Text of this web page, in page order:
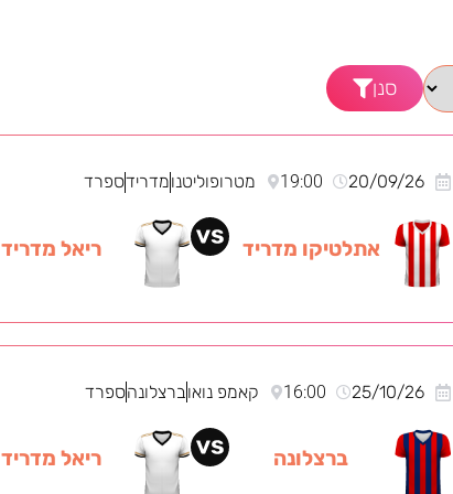
סנן
20/09/26
19:00 מטרופוליטנומדרידספרד
אתלטיקו מדריד ריאל מדריד
25/10/26
16:00 קאמפ נואוברצלונהספרד
ברצלונה ריאל מדריד